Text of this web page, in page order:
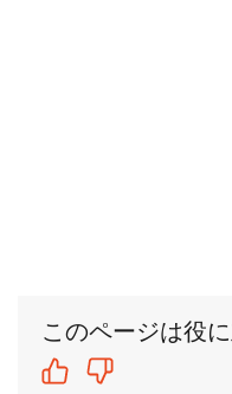
このページは役